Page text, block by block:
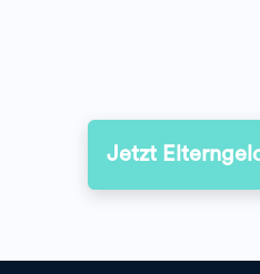
Jetzt